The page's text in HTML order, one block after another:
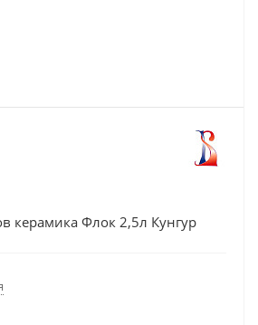
керамика Флок 2,5л Кунгур